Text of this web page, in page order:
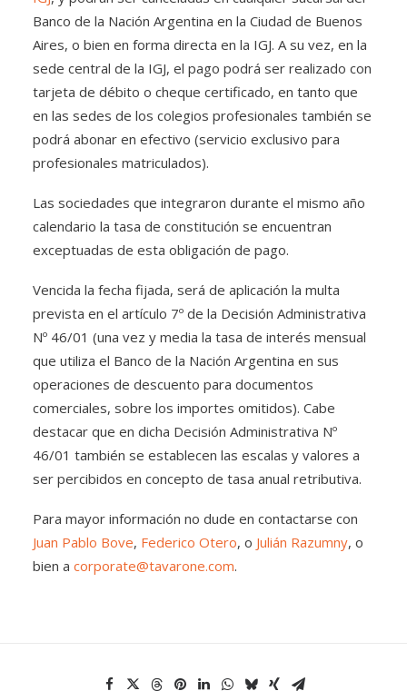
Banco de la Nación Argentina en la Ciudad de Buenos
Aires, o bien en forma directa en la IGJ. A su vez, en la
sede central de la IGJ, el pago podrá ser realizado con
tarjeta de débito o cheque certificado, en tanto que
en las sedes de los colegios profesionales también se
podrá abonar en efectivo (servicio exclusivo para
profesionales matriculados).
Las sociedades que integraron durante el mismo año
calendario la tasa de constitución se encuentran
exceptuadas de esta obligación de pago.
Vencida la fecha fijada, será de aplicación la multa
prevista en el artículo 7º de la Decisión Administrativa
Nº 46/01 (una vez y media la tasa de interés mensual
que utiliza el Banco de la Nación Argentina en sus
operaciones de descuento para documentos
comerciales, sobre los importes omitidos). Cabe
destacar que en dicha Decisión Administrativa Nº
46/01 también se establecen las escalas y valores a
ser percibidos en concepto de tasa anual retributiva.
Para mayor información no dude en contactarse con
Juan Pablo Bove, Federico Otero, o Julián Razumny, o
bien a corporate@tavarone.com.